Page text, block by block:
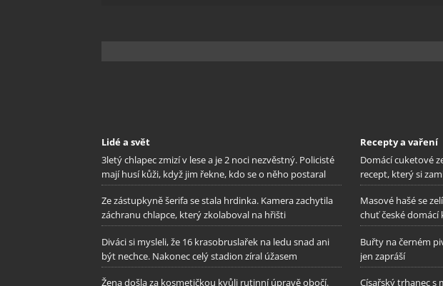
Lidé a svět
3letý chlapec zmizí v lese a je 2 noci nezvěstný. Policisté
mají husí kůži, když jim řekne, kdo se o něho postaral
Ze zástupkyně šerifa se stala hrdinka. Kamera zachytila
záchranu chlapce, který zkolaboval na hřišti
Diváci si mysleli, že 16 krasobruslařek na ledu snad ani
být nechce. Nakonec celý stadion zíral úžasem
Žena došla za kosmetičkou kvůli rutinní úpravě obočí.
Recepty a vaření
Domácí cuketové
recept, který si
Masové hašé se
chuť české domácí
Buřty na černém
jen zapráší
Císařský trhanec s